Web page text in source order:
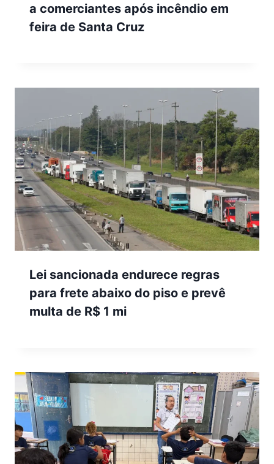
a comerciantes após incêndio em
feira de Santa Cruz
Lei sancionada endurece regras
para frete abaixo do piso e prevê
multa de R$ 1 mi